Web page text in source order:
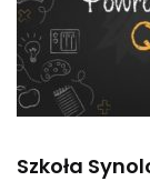
Szkoła